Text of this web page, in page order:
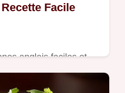
Facile
anglais faciles et
recette de scones
texture aérienne